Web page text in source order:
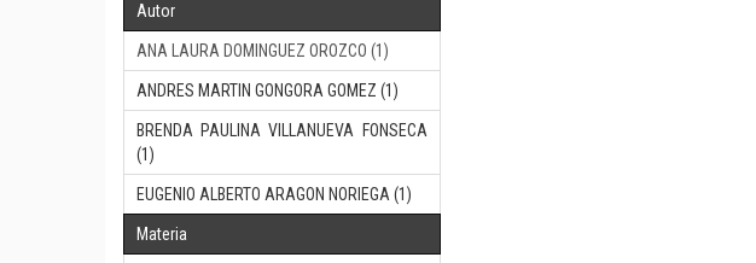
Autor
ANA LAURA DOMINGUEZ OROZCO (1)
ANDRES MARTIN GONGORA GOMEZ (1)
BRENDA PAULINA VILLANUEVA FONSECA
(1)
EUGENIO ALBERTO ARAGON NORIEGA (1)
Materia